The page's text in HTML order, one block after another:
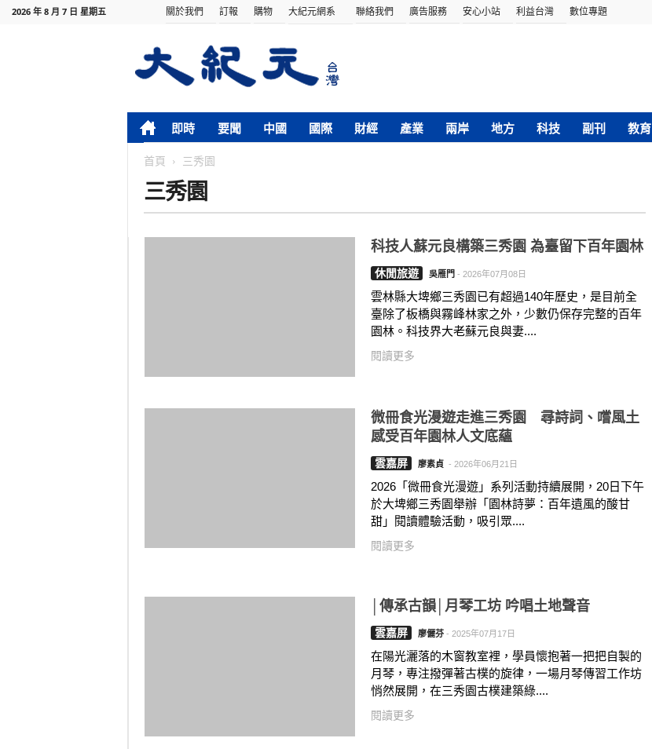
2026 年 8 月 7 日 星期五 關於我們 訂報 購物 大紀元網系 聯絡我們 廣告服務 安心小站 利益台灣 數位專題
即時 要聞 中國 國際 財經 產業 兩岸 地方 科技 副刊 教育
首頁 三秀園
三秀園
科技人蘇元良構築三秀園 為臺留下百年園林
休閒旅遊 吳雁門 - 2026年07月08日
雲林縣大埤鄉三秀園已有超過140年歷史，是目前全
臺除了板橋與霧峰林家之外，少數仍保存完整的百年
園林。科技界大老蘇元良與妻....
閱讀更多
微冊食光漫遊走進三秀園 尋詩詞、嚐風土
感受百年園林人文底蘊
雲嘉屏 廖素貞 - 2026年06月21日
2026「微冊食光漫遊」系列活動持續展開，20日下午
於大埤鄉三秀園舉辦「園林詩夢：百年遺風的酸甘
甜」閱讀體驗活動，吸引眾....
閱讀更多
│傳承古韻│月琴工坊 吟唱土地聲音
雲嘉屏 廖儷芬 - 2025年07月17日
在陽光灑落的木窗教室裡，學員懷抱著一把把自製的
月琴，專注撥彈著古樸的旋律，一場月琴傳習工作坊
悄然展開，在三秀園古樸建築綠....
閱讀更多